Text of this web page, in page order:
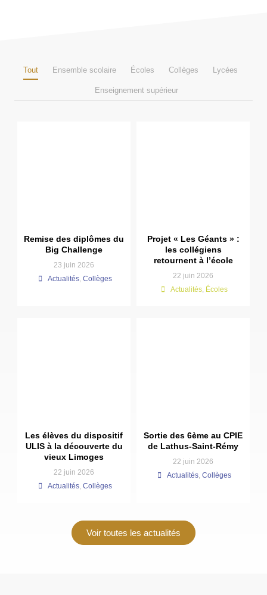
Tout Ensemble scolaire Écoles Collèges Lycées
Enseignement supérieur
Remise des diplômes du
Big Challenge
23 juin 2026
Actualités Collèges
Projet « Les Géants » :
les collégiens
retournent à l’école
22 juin 2026
Actualités Écoles
Les élèves du dispositif
ULIS à la découverte du
vieux Limoges
22 juin 2026
Actualités Collèges
Sortie des 6ème au CPIE
de Lathus-Saint-Rémy
22 juin 2026
Actualités Collèges
Voir toutes les actualités